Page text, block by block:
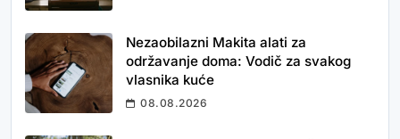
Nezaobilazni Makita alati za
održavanje doma: Vodič za svakog
vlasnika kuće
08.08.2026